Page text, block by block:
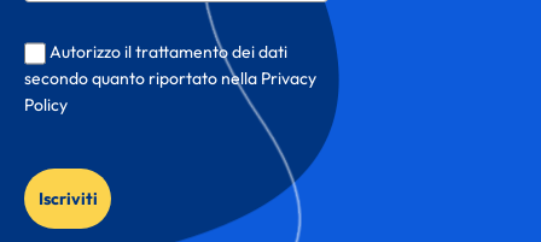
Autorizzo il trattamento dei dati
secondo quanto riportato nella Privacy
Policy
Iscriviti